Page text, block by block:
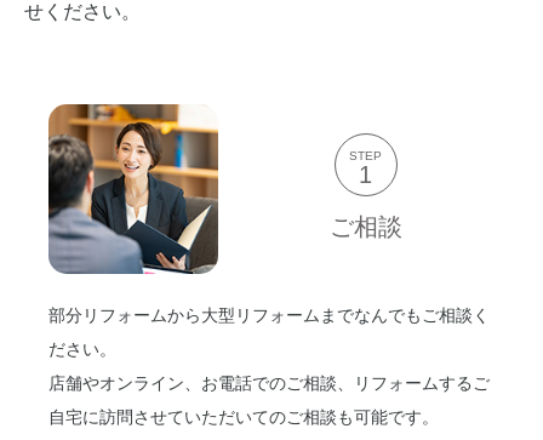
せください。
STEP
1
ご相談
部分リフォームから大型リフォームまでなんでもご相談く
ださい。
店舗やオンライン、お電話でのご相談、リフォームするご
自宅に訪問させていただいてのご相談も可能です。